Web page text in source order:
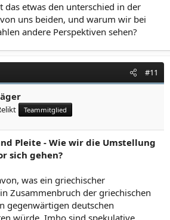
das etwas den unterschied in der
uns beiden, und warum wir bei
andere Perspektiven sehen?
#11
Teammitglied
Pleite - Wie wir die Umstellung
sich gehen?
was ein griechischer
Zusammenbruch der griechischen
gegenwärtigen deutschen
würde. Imho sind spekulative